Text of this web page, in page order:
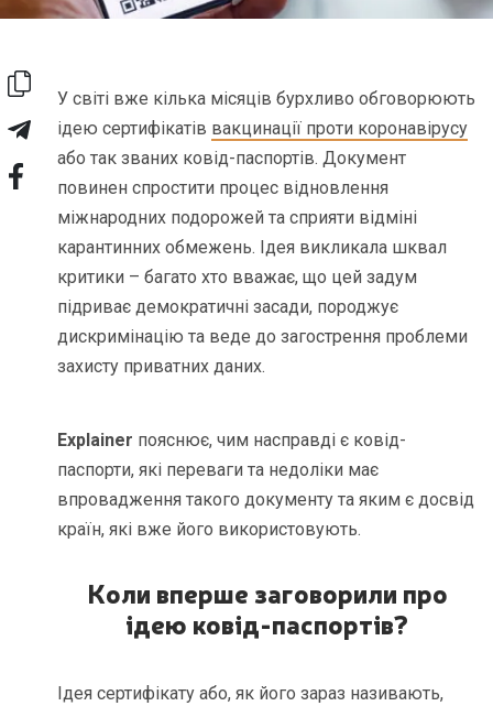
У світі вже кілька місяців бурхливо обговорюють
ідею сертифікатів вакцинації проти коронавірусу
або так званих ковід-паспортів. Документ
повинен спростити процес відновлення
міжнародних подорожей та сприяти відміні
карантинних обмежень. Ідея викликала шквал
критики – багато хто вважає, що цей задум
підриває демократичні засади, породжує
дискримінацію та веде до загострення проблеми
захисту приватних даних.
Explainer пояснює, чим насправді є ковід-
паспорти, які переваги та недоліки має
впровадження такого документу та яким є досвід
країн, які вже його використовують.
Коли вперше заговорили про
ідею ковід-паспортів?
Ідея сертифікату або, як його зараз називають,